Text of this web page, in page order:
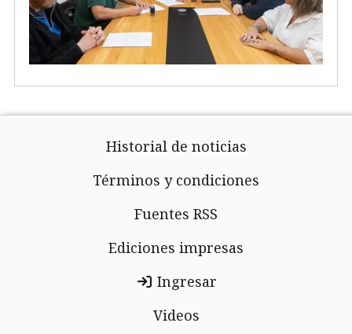
Historial de noticias
Términos y condiciones
Fuentes RSS
Ediciones impresas
Ingresar
Videos